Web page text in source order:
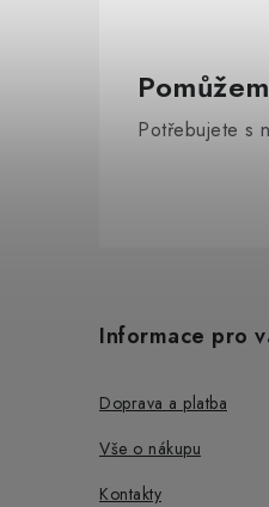
Potřebujete s
Informace pro
Doprava a platba
Vše o nákupu
Kontakty